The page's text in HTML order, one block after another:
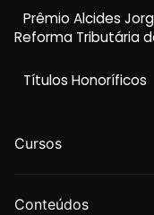
Prêmio Alcides
Reforma Tributária
Títulos Honoríficos
Cursos
Conteúdos